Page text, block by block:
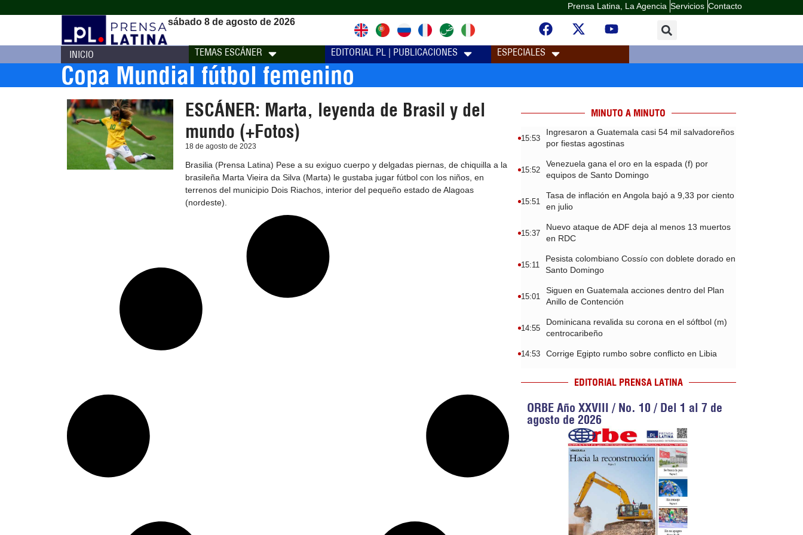
Prensa Latina, La Agencia Servicios Contacto
sábado 8 de agosto de 2026
INICIO TEMAS ESCÁNER EDITORIAL PL | PUBLICACIONES ESPECIALES
Copa Mundial fútbol femenino
ESCÁNER: Marta, leyenda de Brasil y del
mundo (+Fotos)
18 de agosto de 2023
Brasilia (Prensa Latina) Pese a su exiguo cuerpo y delgadas piernas, de chiquilla a la
brasileña Marta Vieira da Silva (Marta) le gustaba jugar fútbol con los niños, en
terrenos del municipio Dois Riachos, interior del pequeño estado de Alagoas
(nordeste).
MINUTO A MINUTO
15:53
Ingresaron a Guatemala casi 54 mil salvadoreños
por fiestas agostinas
15:52
Venezuela gana el oro en la espada (f) por
equipos de Santo Domingo
15:51
Tasa de inflación en Angola bajó a 9,33 por ciento
en julio
15:37
Nuevo ataque de ADF deja al menos 13 muertos
en RDC
15:11
Pesista colombiano Cossío con doblete dorado en
Santo Domingo
15:01
Siguen en Guatemala acciones dentro del Plan
Anillo de Contención
14:55
Dominicana revalida su corona en el sóftbol (m)
centrocaribeño
14:53 Corrige Egipto rumbo sobre conflicto en Libia
EDITORIAL PRENSA LATINA
ORBE Año XXVIII / No. 10 / Del 1 al 7 de
agosto de 2026